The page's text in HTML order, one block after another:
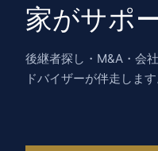
家がサポ
後継者探し・M&A・会
ドバイザーが伴走します